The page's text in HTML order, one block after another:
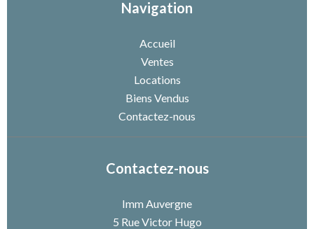
Navigation
Accueil
Ventes
Locations
Biens Vendus
Contactez-nous
Contactez-nous
Imm Auvergne
5 Rue Victor Hugo